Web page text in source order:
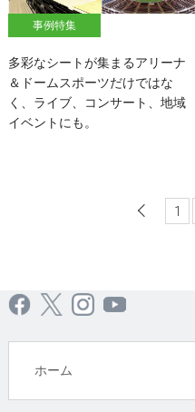
事例特集
多彩なシートが集まるアリーナ
＆ドームスポーツだけではな
く、ライブ、コンサート、地域
イベントにも。
1
ホーム